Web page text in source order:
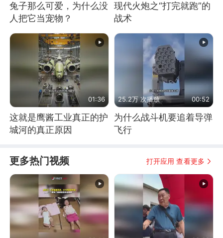
兔子那么可爱，为什么没
人把它当宠物？
现代火炮之“打完就跑”的
战术
01:36
这就是鹰酱工业真正的护
城河的真正原因
25.2万 次播放 00:52
为什么战斗机要追着导弹
飞行
更多热门视频 打开应用 查看更多